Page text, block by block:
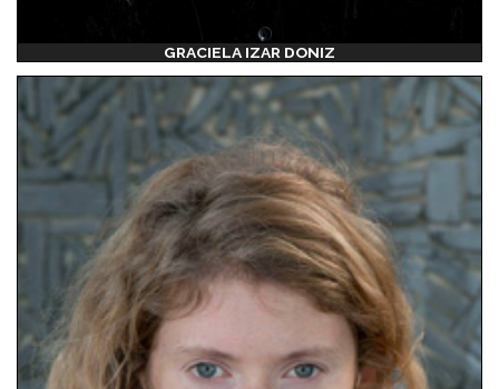
GRACIELA IZAR DONIZ